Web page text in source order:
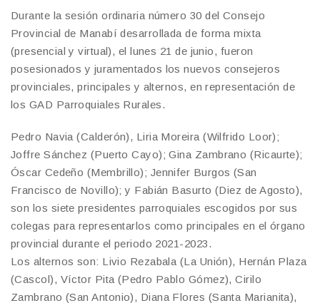
Durante la sesión ordinaria número 30 del Consejo
Provincial de Manabí desarrollada de forma mixta
(presencial y virtual), el lunes 21 de junio, fueron
posesionados y juramentados los nuevos consejeros
provinciales, principales y alternos, en representación de
los GAD Parroquiales Rurales.
Pedro Navia (Calderón), Liria Moreira (Wilfrido Loor);
Joffre Sánchez (Puerto Cayo); Gina Zambrano (Ricaurte);
Óscar Cedeño (Membrillo); Jennifer Burgos (San
Francisco de Novillo); y Fabián Basurto (Diez de Agosto),
son los siete presidentes parroquiales escogidos por sus
colegas para representarlos como principales en el órgano
provincial durante el periodo 2021-2023.
Los alternos son: Livio Rezabala (La Unión), Hernán Plaza
(Cascol), Víctor Pita (Pedro Pablo Gómez), Cirilo
Zambrano (San Antonio), Diana Flores (Santa Marianita),